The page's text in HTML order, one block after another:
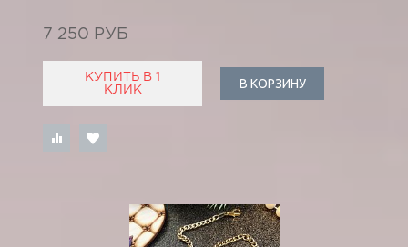
7 250 РУБ
КУПИТЬ В 1
КЛИК
В КОРЗИНУ